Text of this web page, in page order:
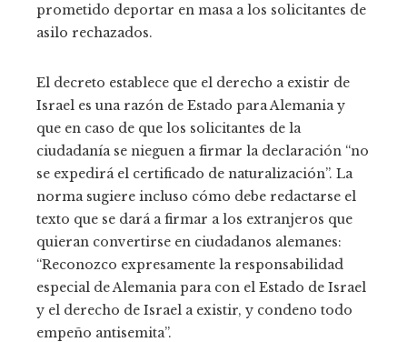
prometido deportar en masa a los solicitantes de
asilo rechazados.
El decreto establece que el derecho a existir de
Israel es una razón de Estado para Alemania y
que en caso de que los solicitantes de la
ciudadanía se nieguen a firmar la declaración “no
se expedirá el certificado de naturalización”. La
norma sugiere incluso cómo debe redactarse el
texto que se dará a firmar a los extranjeros que
quieran convertirse en ciudadanos alemanes:
“Reconozco expresamente la responsabilidad
especial de Alemania para con el Estado de Israel
y el derecho de Israel a existir, y condeno todo
empeño antisemita”.